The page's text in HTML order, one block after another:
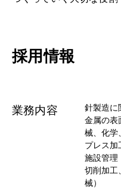
採用情報
業務内容
針製造に
金属の表
械、化学
プレス加
施設管理
切削加工
械）